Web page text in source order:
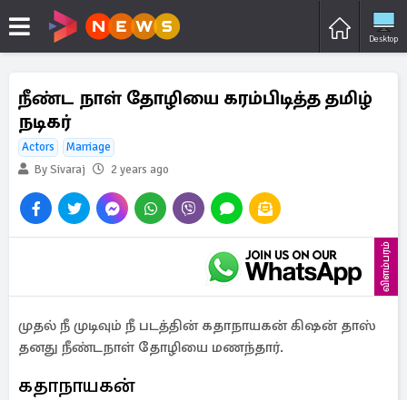
Desktop
நீண்ட நாள் தோழியை கரம்பிடித்த தமிழ்
நடிகர்
Actors
Marriage
By Sivaraj
2 years ago
விளம்பரம்
முதல் நீ முடிவும் நீ படத்தின் கதாநாயகன் கிஷன் தாஸ்
தனது நீண்டநாள் தோழியை மணந்தார்.
கதாநாயகன்